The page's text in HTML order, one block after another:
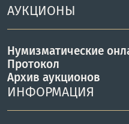
АУКЦИОНЫ
Нумизматические
Протокол
Архив аукционов
ИНФОРМАЦИЯ